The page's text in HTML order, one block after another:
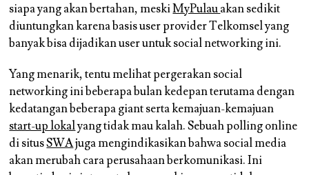
siapa yang akan bertahan, meskiMyPulauakan sedikit
diuntungkan karena basis user provider Telkomsel yang
banyak bisa dijadikan user untuk social networking ini.
Yang menarik, tentu melihat pergerakan social
networking ini beberapa bulan kedepan terutama dengan
kedatangan beberapa giant serta kemajuan-kemajuan
start-up lokalyang tidak mau kalah. Sebuah polling online
di situsSWAjuga mengindikasikan bahwa social media
akan merubah cara perusahaan berkomunikasi. Ini